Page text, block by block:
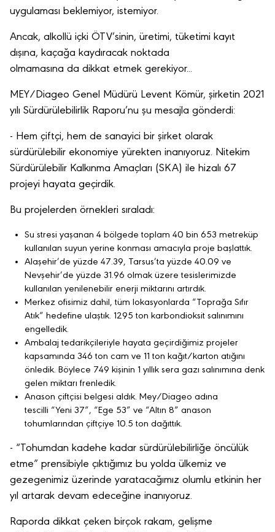
uygulaması beklemiyor, istemiyor.
Ancak, alkollü içki ÖTV’sinin, üretimi, tüketimi kayıt
dışına, kaçağa kaydıracak noktada
olmamasına da dikkat etmek gerekiyor...
MEY/Diageo Genel Müdürü Levent Kömür, şirketin 2021
yılı Sürdürülebilirlik Raporu’nu şu mesajla gönderdi:
- Hem çiftçi, hem de sanayici bir şirket olarak
sürdürülebilir ekonomiye yürekten inanıyoruz. Nitekim
Sürdürülebilir Kalkınma Amaçları (SKA) ile hizalı 67
projeyi hayata geçirdik.
Bu projelerden örnekleri sıraladı:
Su stresi yaşanan 4 bölgede toplam 40 bin 653 metreküp
kullanılan suyun yerine konması amacıyla proje başlattık.
Alaşehir’de yüzde 47.39, Tarsus’ta yüzde 40.09 ve
Nevşehir’de yüzde 31.96 olmak üzere tesislerimizde
kullanılan yenilenebilir enerji miktarını artırdık.
Merkez ofisimiz dahil, tüm lokasyonlarda “Toprağa Sıfır
Atık” hedefine ulaştık. 1295 ton karbondioksit salınımını
engelledik.
Ambalaj tedarikçileriyle hayata geçirdiğimiz projeler
kapsamında 346 ton cam ve 11 ton kağıt/karton atığını
önledik. Böylece 749 kişinin 1 yıllık sera gazı salınımına denk
gelen miktarı frenledik.
Anason çiftçisi belgesi aldık. Mey/Diageo adına
tescilli “Yeni 37”, “Ege 53” ve “Altın 8” anason
tohumlarından çiftçiye 10.5 ton dağıttık.
- “Tohumdan kadehe kadar sürdürülebilirliğe öncülük
etme” prensibiyle çıktığımız bu yolda ülkemiz ve
gezegenimiz üzerinde yaratacağımız olumlu etkinin her
yıl artarak devam edeceğine inanıyoruz.
Raporda dikkat çeken birçok rakam, gelişme